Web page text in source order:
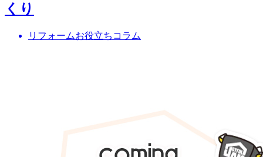
くり
リフォームお役立ちコラム